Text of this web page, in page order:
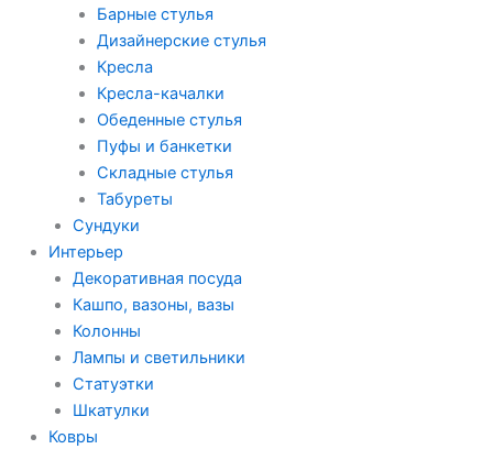
Барные стулья
Дизайнерские стулья
Кресла
Кресла-качалки
Обеденные стулья
Пуфы и банкетки
Складные стулья
Табуреты
Сундуки
Интерьер
Декоративная посуда
Кашпо, вазоны, вазы
Колонны
Лампы и светильники
Статуэтки
Шкатулки
Ковры